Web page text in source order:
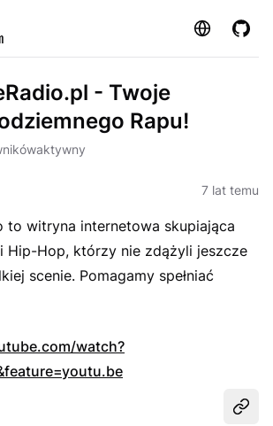
Strona
- Twoje
Rapu!
aktywny
7 lat temu
to witryna internetowa skupiająca
Hip-Hop, którzy nie zdążyli jeszcze
scenie. Pomagamy spełniać
watch?